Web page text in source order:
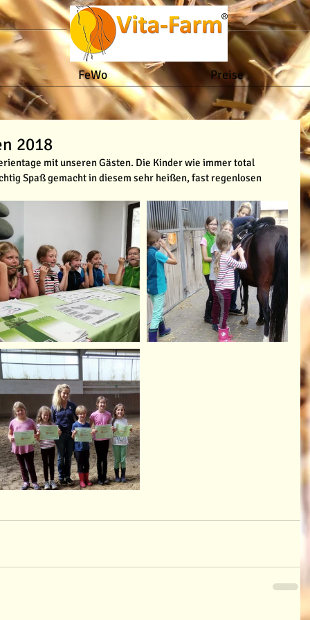
FeWo Preise
2018
mit unseren Gästen. Die Kinder wie immer total
Spaß gemacht in diesem sehr heißen, fast regenlosen